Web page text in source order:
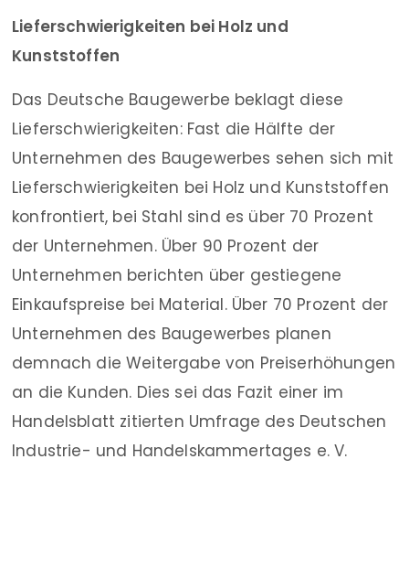
Lieferschwierigkeiten bei Holz und
Kunststoffen
Das Deutsche Baugewerbe beklagt diese
Lieferschwierigkeiten: Fast die Hälfte der
Unternehmen des Baugewerbes sehen sich mit
Lieferschwierigkeiten bei Holz und Kunststoffen
konfrontiert, bei Stahl sind es über 70 Prozent
der Unternehmen. Über 90 Prozent der
Unternehmen berichten über gestiegene
Einkaufspreise bei Material. Über 70 Prozent der
Unternehmen des Baugewerbes planen
demnach die Weitergabe von Preiserhöhungen
an die Kunden. Dies sei das Fazit einer im
Handelsblatt zitierten Umfrage des Deutschen
Industrie- und Handelskammertages e. V.